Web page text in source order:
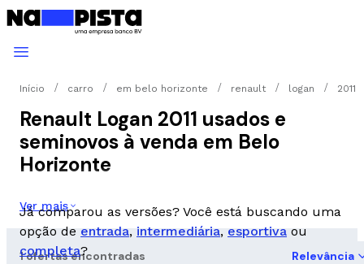
Início carro em belo horizonte renault logan 2011
Renault Logan 2011 usados e
seminovos à venda em Belo
Horizonte
Já comparou as versões? Você está buscando uma
opção de entrada, intermediária, esportiva ou
completa?
Ver mais
1 ofertas encontradas Relevância